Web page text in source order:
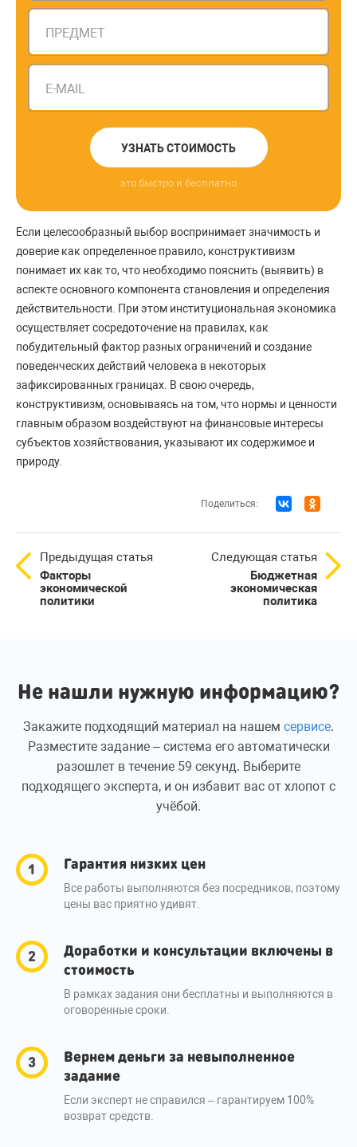
ПРЕДМЕТ
E-MAIL
УЗНАТЬ СТОИМОСТЬ
это быстро и бесплатно
Если целесообразный выбор воспринимает значимость и
доверие как определенное правило, конструктивизм
понимает их как то, что необходимо пояснить (выявить) в
аспекте основного компонента становления и определения
действительности. При этом институциональная экономика
осуществляет сосредоточение на правилах, как
побудительный фактор разных ограничений и создание
поведенческих действий человека в некоторых
зафиксированных границах. В свою очередь,
конструктивизм, основываясь на том, что нормы и ценности
главным образом воздействуют на финансовые интересы
субъектов хозяйствования, указывают их содержимое и
природу.
Поделиться:
Предыдущая статья
Факторы
экономической
политики
Следующая статья
Бюджетная
экономическая
политика
Не нашли нужную информацию?
Закажите подходящий материал на нашем сервисе.
Разместите задание – система его автоматически
разошлет в течение 59 секунд. Выберите
подходящего эксперта, и он избавит вас от хлопот с
учёбой.
Гарантия низких цен
Все работы выполняются без посредников, поэтому
цены вас приятно удивят.
Доработки и консультации включены в
стоимость
В рамках задания они бесплатны и выполняются в
оговоренные сроки.
Вернем деньги за невыполненное
задание
Если эксперт не справился – гарантируем 100%
возврат средств.